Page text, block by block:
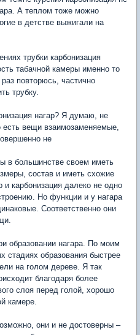
А теплом тоже можно
в детстве выжигали на
трубки карбонизация
табачной камеры именно то
повторюсь, частично
трубку.
нагар? Я думаю, не
есть вещи взаимозаменяемые,
не
в большинстве своем иметь
состав и иметь схожие
карбонизация далеко не одно
Но функции и у нагара
Соответственно они
образовании нагара. По моим
стадиях образования быстрее
на голом дереве. Я так
благодаря более
слоя перед голой, хорошо
камере.
они и не достоверны –